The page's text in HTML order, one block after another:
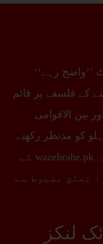
’’واضح رہے‘‘
کے فلسفے پر قائم
بین الاقوامی
کو مدنظر رکھتے
ہوئے پیش کئے جاتے ہیں۔امید ہے کہ wazehrahe.pk کے
تعلق مضبوط سے
لنکز